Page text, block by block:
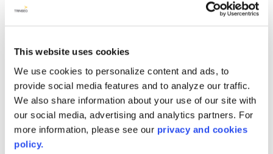
This website uses cookies
We use cookies to personalize content and ads, to
provide social media features and to analyze our traffic.
We also share information about your use of our site with
our social media, advertising and analytics partners. For
more information, please see our privacy and cookies
policy.
- elegantes, agradablemente cálidos al tacto, que
ofrecen características de diseño ilimitadas,
su hogar un elemento adicional de confort sin
sacrificar el estilo.
AVONITE ® Flex tiene una resistencia superior a los
productos químicos y a las manchas,
lo que le
permite soportar los intensos regímenes de limpieza
dentro del espacio de aplicación comercial. Además,